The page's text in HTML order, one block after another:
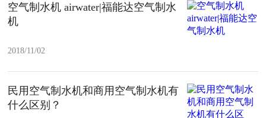
空气制水机 airwater|福能达空气制水
机
2018/11/02
民用空气制水机和商用空气制水机有
什么区别？